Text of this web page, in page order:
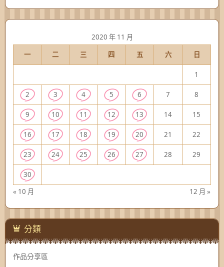
Feedly
2020 年 11 月
一
二 三 四 五 六 日
« 10 月 12 月 »
1
2 3 4 5 6 7 8
9 10 11 12 13 14 15
16 17 18 19 20 21 22
23 24 25 26 27 28 29
30
分類
作品分享區